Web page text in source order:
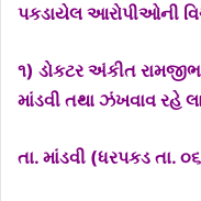
પકડાયેલ આરોપીઓની
૧) ડોકટર અંકીત
માંડવી તથા ઝંખવાવ રહે
તા. માંડવી (ધરપકડ તા.